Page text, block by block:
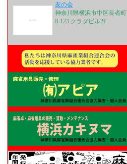
友の会
神奈川県横浜市中区長者町
8-123 クラダビル2F